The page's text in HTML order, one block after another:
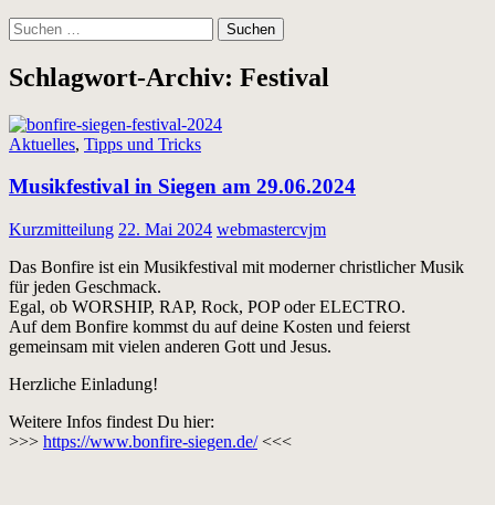
Suchen
nach:
Schlagwort-Archiv: Festival
Aktuelles, Tipps und Tricks
Musikfestival in Siegen am 29.06.2024
Kurzmitteilung 22. Mai 2024 webmastercvjm
Das Bonfire ist ein Musikfestival mit moderner christlicher Musik
für jeden Geschmack.
Egal, ob WORSHIP, RAP, Rock, POP oder ELECTRO.
Auf dem Bonfire kommst du auf deine Kosten und feierst
gemeinsam mit vielen anderen Gott und Jesus.
Herzliche Einladung!
Weitere Infos findest Du hier:
>>> https://www.bonfire-siegen.de/<<<